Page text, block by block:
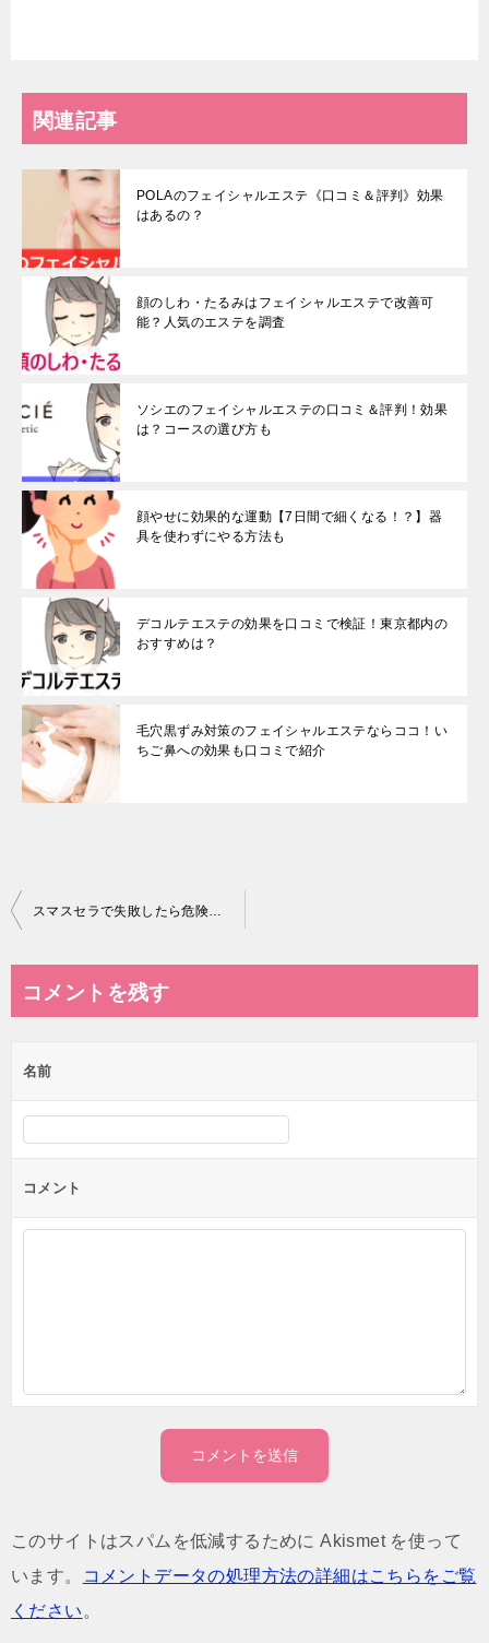
関連記事
POLAのフェイシャルエステ《口コミ＆評判》効果
はあるの？
顔のしわ・たるみはフェイシャルエステで改善可
能？人気のエステを調査
ソシエのフェイシャルエステの口コミ＆評判！効果
は？コースの選び方も
顔やせに効果的な運動【7日間で細くなる！？】器
具を使わずにやる方法も
デコルテエステの効果を口コミで検証！東京都内の
おすすめは？
毛穴黒ずみ対策のフェイシャルエステならココ！い
ちご鼻への効果も口コミで紹介
投
ビ
ー
シ
ン
スマスセラで失敗したら危険？効果とリスクを調べてみた！
コメントを残す
名前
コメント
このサイトはスパムを低減するために Akismet を使って
います。
コメントデータの処理方法の詳細はこちらをご覧
ください 。